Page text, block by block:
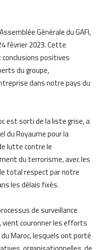
Générale du GAFI,
février 2023. Cette
conclusions positives
du groupe,
dans notre pays du
est sorti de la liste grise, a
du Royaume pour la
lutte contre le
du terrorisme, avec les
total respect par notre
les délais fixés.
de surveillance
vient couronner les efforts
Maroc, lesquels ont porté